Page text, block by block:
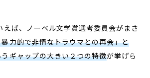
えば、ノーベル文学賞選考委員会がまさ
暴力的で非情なトラウマとの再会」と
ギャップの大きい２つの特徴が挙げら